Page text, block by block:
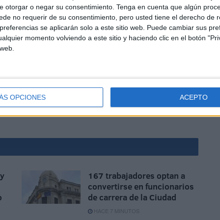
otorgar o negar su consentimiento. Tenga en cuenta que algún
no requerir de su consentimiento, pero usted tiene el derecho de
se aplicarán solo a este sitio web. Puede cambiar sus
momento volviendo a este sitio y haciendo clic en el botón
OPCIONES ACEPTO
de la vergüenza, jamás. Hoy nada tiene que ver con
inmediato que debe primar para que funcione con
como dignidad.
167 trabajadores optan a
convertirse en funcionarios
de carrera de la Ciudad
HACE 7 MINUTOS